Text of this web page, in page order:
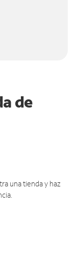
de
una tienda y haz